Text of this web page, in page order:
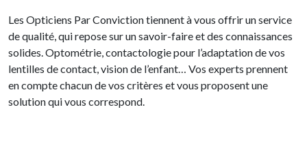
Les Opticiens Par Conviction tiennent à vous offrir un service
de qualité, qui repose sur un savoir-faire et des connaissances
solides. Optométrie, contactologie pour l’adaptation de vos
lentilles de contact, vision de l’enfant… Vos experts prennent
en compte chacun de vos critères et vous proposent une
solution qui vous correspond.